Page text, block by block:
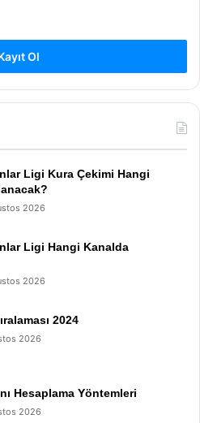
Ol
Ligi Kura Çekimi Hangi
2026
Ligi Hangi Kanalda
2026
2024
2026
Hesaplama Yöntemleri
2026